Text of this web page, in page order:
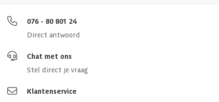
076 - 80 801 24
Direct antwoord
Chat met ons
Stel direct je vraag
Klantenservice